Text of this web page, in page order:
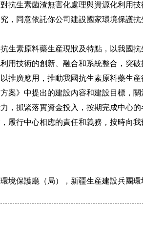
抗生素菌渣無害化處理與資源化利用
，同意依託你公司建設國家環境保護
素原料藥生産現狀及特點，以我國抗
用技術的創新、融合和系統整合，突
推廣應用，推動我國抗生素原料藥生産
》中提出的建設內容和建設目標，關
，抓緊落實資金投入，按期完成中心
履行中心相應的責任和義務，按時向
保護廳（局），新疆生産建設兵團環